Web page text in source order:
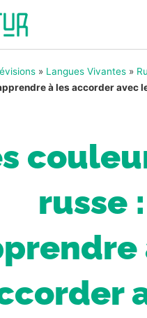
» Langues Vivantes »
à les accorder avec
russe :